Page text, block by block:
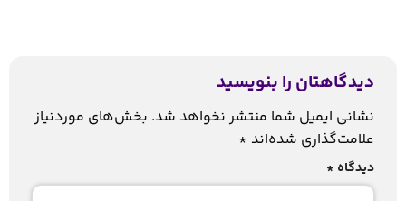
دیدگاهتان را بنویسید
نشانی ایمیل شما منتشر نخواهد شد. بخش‌های موردنیاز
علامت‌گذاری شده‌اند *
دیدگاه *